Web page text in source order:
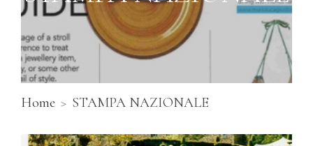
Home STAMPA NAZIONALE